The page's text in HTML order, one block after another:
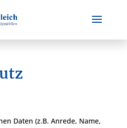
Daten (z.B. Anrede, Name,